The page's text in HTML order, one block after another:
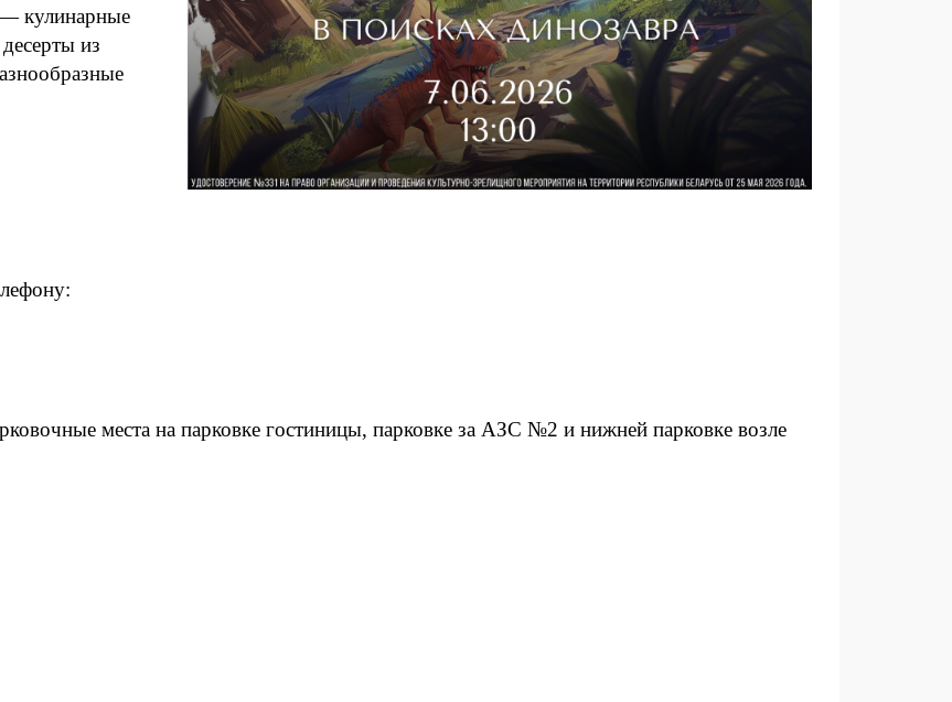
— кулинарные
из
места на парковке гостиницы, парковке за АЗС №2 и нижней парковке возле